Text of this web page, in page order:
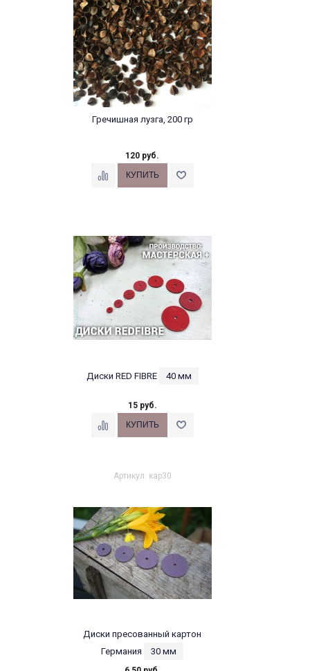
Гречишная лузга, 200 гр
120 руб.
Диски RED FIBRE 40 мм
15 руб.
Артикул: кар30
Диски пресованный картон
Германия
30 мм